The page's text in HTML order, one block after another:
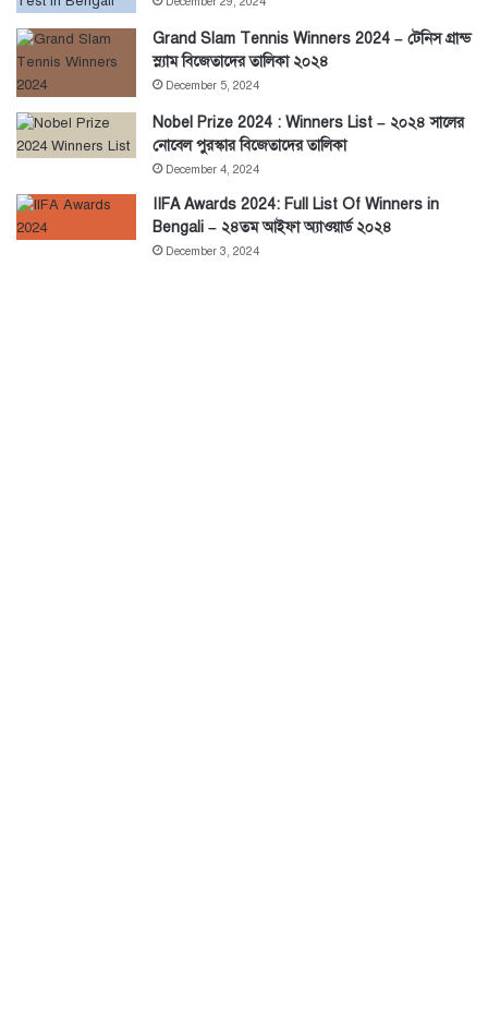
Grand Slam Tennis Winners 2024 – টেনিস গ্রান্ড
স্ল্যাম বিজেতাদের তালিকা ২০২৪
December 5, 2024
Nobel Prize 2024 : Winners List – ২০২৪ সালের
নোবেল পুরস্কার বিজেতাদের তালিকা
December 4, 2024
IIFA Awards 2024: Full List Of Winners in
Bengali – ২৪তম আইফা অ্যাওয়ার্ড ২০২৪
December 3, 2024